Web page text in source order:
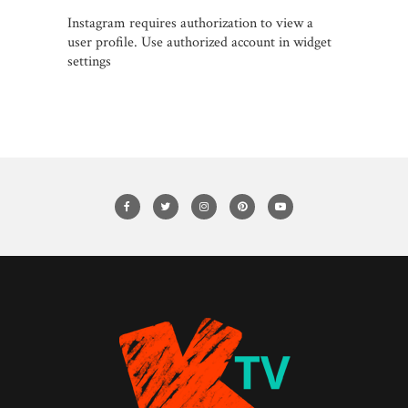
Instagram requires authorization to view a
user profile. Use authorized account in widget
settings